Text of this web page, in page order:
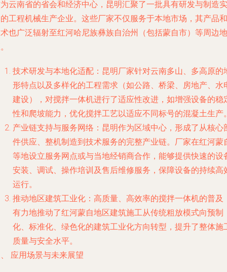
云南省的省会和经济中心，昆明汇聚了一批具有研发与制造实
工程机械生产企业。这些厂家不仅服务于本地市场，其产品和
也广泛辐射至红河哈尼族彝族自治州（包括蒙自市）等周边地
技术研发与本地化适配 ：昆明厂家针对云南多山、多高原的
形特点以及多样化的工程需求（如公路、桥梁、房地产、水
建设），对搅拌一体机进行了适应性改进，如增强设备的稳
性和爬坡能力，优化搅拌工艺以适应不同标号的混凝土生产
产业链支持与服务网络 ：昆明作为区域中心，形成了从核心
件供应、整机制造到技术服务的完整产业链。厂家在红河蒙
等地设立服务网点或与当地经销商合作，能够提供快速的设
安装、调试、操作培训及售后维修服务，保障设备的持续高
运行。
推动地区建筑工业化 ：高质量、高效率的搅拌一体机的普及
有力地推动了红河蒙自地区建筑施工从传统粗放模式向预制
化、标准化、绿色化的建筑工业化方向转型，提升了整体施
质量与安全水平。
应用场景与未来展望